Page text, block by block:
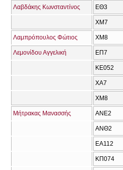
Λαβδάκης Κωνσταντίνος ΕΘ3
ΧΜ7
Λαμπρόπουλος Φώτιος ΧΜ8
Λεμονίδου Αγγελική ΕΠ7
ΚΕ052
ΧΑ7
ΧΜ8
Μήτρακας Μανασσής ΑΝΕ2
ΑΝΘ2
ΕΑ112
ΚΠ074